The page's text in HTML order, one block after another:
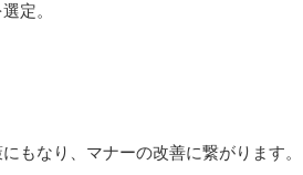
定。
もなり、マナーの改善に繋がります。